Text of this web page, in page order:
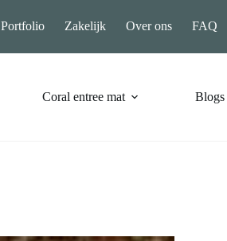
Portfolio Zakelijk Over ons FAQ
Coral entree mat
Blogs